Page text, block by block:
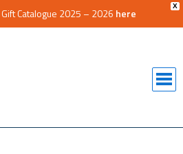
X
Catalogue 2025 – 2026 here